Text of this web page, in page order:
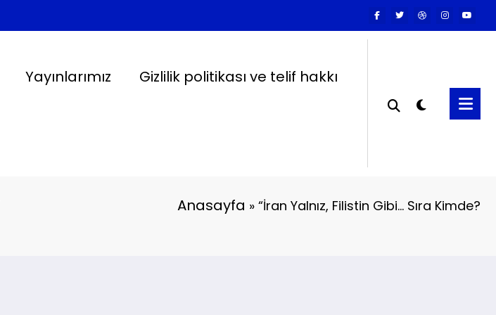
Yayınlarımız Gizlilik politikası ve telif hakkı
Anasayfa » “İran Yalnız, Filistin Gibi… Sıra Kimde?